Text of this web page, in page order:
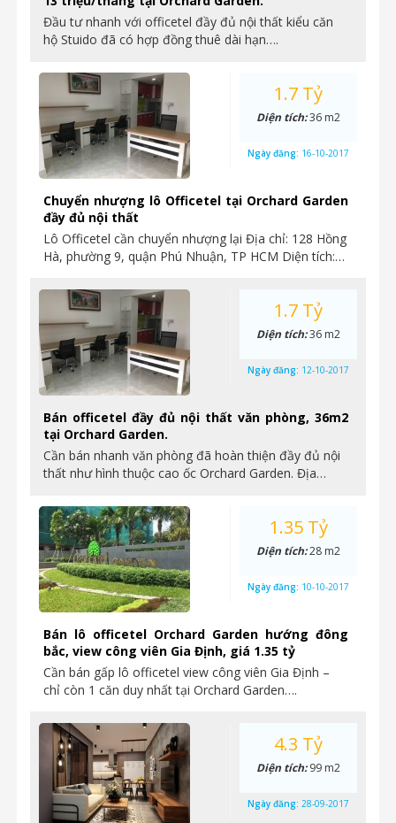
Đầu tư nhanh với officetel đầy đủ nội thất kiểu căn
hộ Stuido đã có hợp đồng thuê dài hạn….
Chuyển nhượng lô Officetel tại Orchard Garden
đầy đủ nội thất
Lô Officetel cần chuyển nhượng lại Địa chỉ: 128 Hồng
Hà, phường 9, quận Phú Nhuận, TP HCM Diện tích:…
1.7 Tỷ
Diện tích:36 m2
Ngày đăng: 16-10-2017
Bán officetel đầy đủ nội thất văn phòng, 36m2
tại Orchard Garden.
Cần bán nhanh văn phòng đã hoàn thiện đầy đủ nội
thất như hình thuộc cao ốc Orchard Garden. Địa…
1.7 Tỷ
Diện tích:36 m2
Ngày đăng: 12-10-2017
Bán lô officetel Orchard Garden hướng đông
bắc, view công viên Gia Định, giá 1.35 tỷ
Cần bán gấp lô officetel view công viên Gia Định –
chỉ còn 1 căn duy nhất tại Orchard Garden….
1.35 Tỷ
Diện tích:28 m2
Ngày đăng: 10-10-2017
4.3 Tỷ
Diện tích:99 m2
Ngày đăng: 28-09-2017